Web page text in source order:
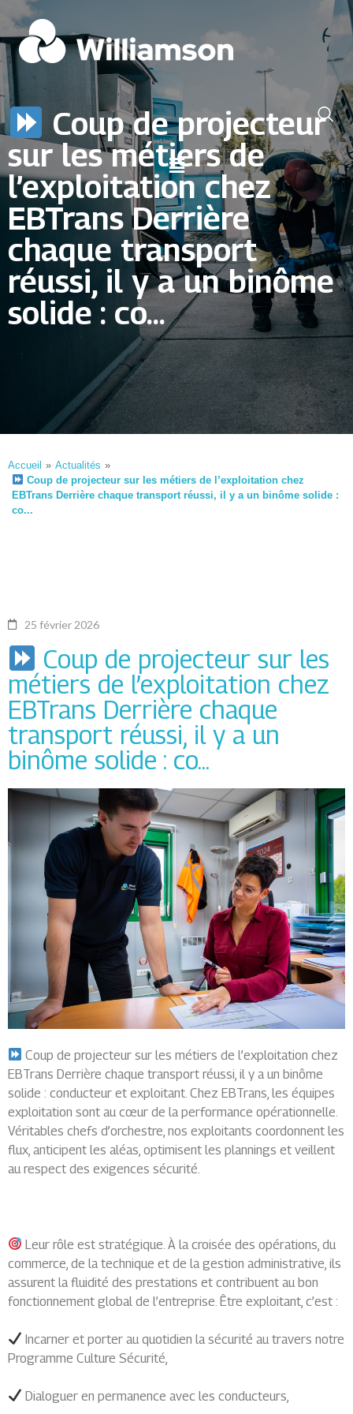
Coup de projecteur
sur les métiers de
l’exploitation chez
EBTrans Derrière
chaque transport
réussi, il y a un binôme
solide : co...
Accueil » Actualités »
Coup de projecteur sur les métiers de l’exploitation chez
EBTrans Derrière chaque transport réussi, il y a un binôme solide :
co...
25 février 2026
Coup de projecteur sur les
métiers de l’exploitation chez
EBTrans Derrière chaque
transport réussi, il y a un
binôme solide : co...
Coup de projecteur sur les métiers de l’exploitation chez
EBTrans Derrière chaque transport réussi, il y a un binôme
solide : conducteur et exploitant. Chez EBTrans, les équipes
exploitation sont au cœur de la performance opérationnelle.
Véritables chefs d’orchestre, nos exploitants coordonnent les
flux, anticipent les aléas, optimisent les plannings et veillent
au respect des exigences sécurité.
Leur rôle est stratégique. À la croisée des opérations, du
commerce, de la technique et de la gestion administrative, ils
assurent la fluidité des prestations et contribuent au bon
fonctionnement global de l’entreprise. Être exploitant, c’est :
Incarner et porter au quotidien la sécurité au travers notre
Programme Culture Sécurité,
Dialoguer en permanence avec les conducteurs,